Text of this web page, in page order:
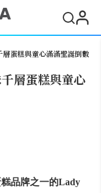
蛋糕與童心滿滿聖誕倒數
層蛋糕與童心
品牌之一的Lady